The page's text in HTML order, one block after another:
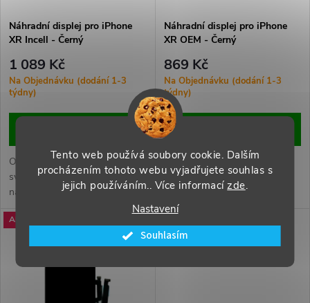
Tento web používá soubory cookie. Dalším
procházením tohoto webu vyjadřujete souhlas s
jejich používáním.. Více informacízde.
Nastavení
Souhlasím
p
r
o
d
u
k
ů
s
p
r
o
d
u
k
t
Náhradní displej pro iPhone
XR Incell - Černý
1 089 Kč
Na Objednávku (dodání 1-3
týdny)
Obnovte funkčnost a vzhled
svého iPhonu XR s kvalitním
náhradním displejem. Tento díl
dotykové ovládání a spolehlivý
Náhradní displej pro iPhone
XR OEM - Černý
869 Kč
Na Objednávku (dodání 1-3
týdny)
Obnovte funkčnost a vzhled
svého iPhonu XR s kvalitním
náhradním displejem. Tento díl
nabízí ostrý obraz, přesné
výkon.
Akce